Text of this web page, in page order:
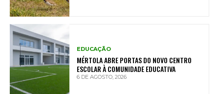
EDUCAÇÃO
MÉRTOLA ABRE PORTAS DO NOVO CENTRO
ESCOLAR À COMUNIDADE EDUCATIVA
6 DE AGOSTO, 2026